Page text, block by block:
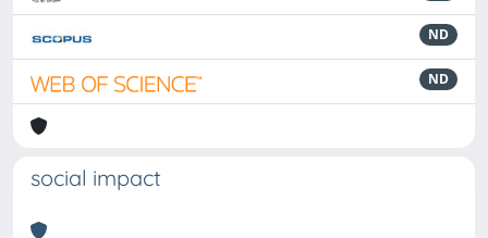
ND
ND
social impact